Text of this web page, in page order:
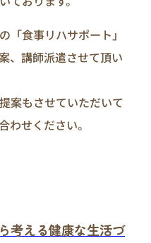
「食事リハサポート」
、講師派遣させて頂い
案もさせていただいて
わせください。
考える健康な生活づ